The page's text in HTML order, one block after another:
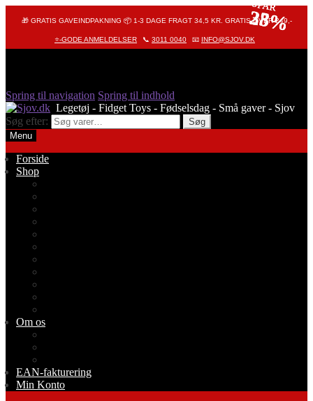
🎁 GRATIS GAVEINDPAKNING 📦 1-3 DAGE FRAGT 34,5 KR. GRATIS OVER 249,-
⭐-GODE ANMELDELSER 📞 3011 0040 📧 INFO@SJOV.DK
Spring til navigation Spring til indhold
Søg efter:
Søg
Menu
Forside
Shop
Om os
EAN-fakturering
Min Konto
SPAR
23%
SPAR
25%
SPAR
38%